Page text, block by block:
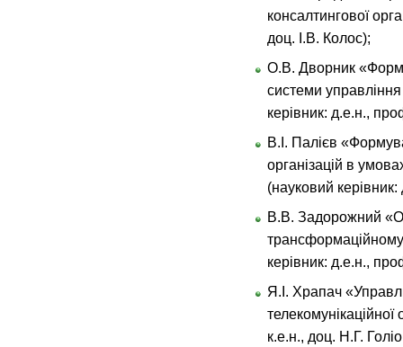
консалтингової
доц. І.В. Колос);
О.В. Дворник
системи управління
керівник: д.е.н.,
В.І. Палієв
організацій в
(науковий
В.В. Задорожний
трансформаційному
керівник: д.е.н.,
Я.І. Храпач
телекомунікаційної
к.е.н., доц. Н.Г.